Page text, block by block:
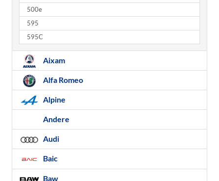
500e
595
595C
Aixam
Alfa Romeo
Alpine
Andere
Audi
Baic
Baw